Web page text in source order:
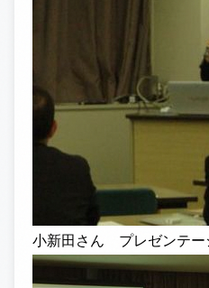
小新田さん プレゼンテー